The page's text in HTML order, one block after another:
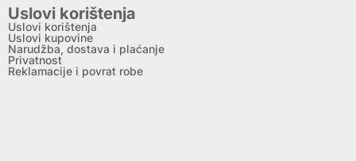
Uslovi korištenja
Uslovi korištenja
Uslovi kupovine
Narudžba, dostava i plaćanje
Privatnost
Reklamacije i povrat robe